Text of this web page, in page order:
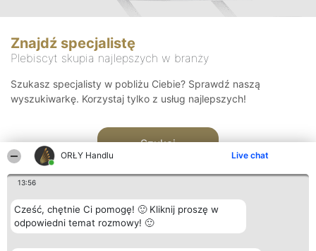
ORŁY Handlu Live chat
13:56
Cześć, chętnie Ci pomogę! 🙂 Kliknij proszę w
odpowiedni temat rozmowy! 🙂
Znajdź specjalistę
Plebiscyt skupia najlepszych w branży
Szukasz specjalisty w pobliżu Ciebie? Sprawdź naszą
wyszukiwarkę. Korzystaj tylko z usług najlepszych!
Szukaj
Organizator plebiscytu Plebiscyt Kontakt